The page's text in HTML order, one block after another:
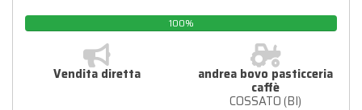
100%
Vendita diretta andrea bovo pasticceria
caffè
COSSATO (BI)